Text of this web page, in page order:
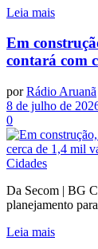
Leia mais
Em
contará com
por Rádio Aruanã
8 de julho de
0
Cidades
Da Secom | BG
planejamento
Leia mais